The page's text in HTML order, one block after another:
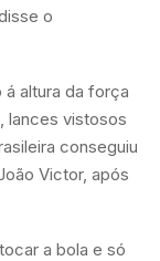
o
á altura da força
lances vistosos
conseguiu
Victor, após
a bola e só